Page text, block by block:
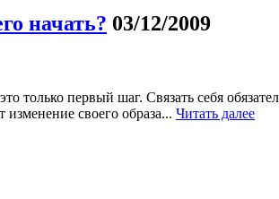
начать? 03/12/2009
только первый шаг. Связать себя
изменение своего образа... Читать далее